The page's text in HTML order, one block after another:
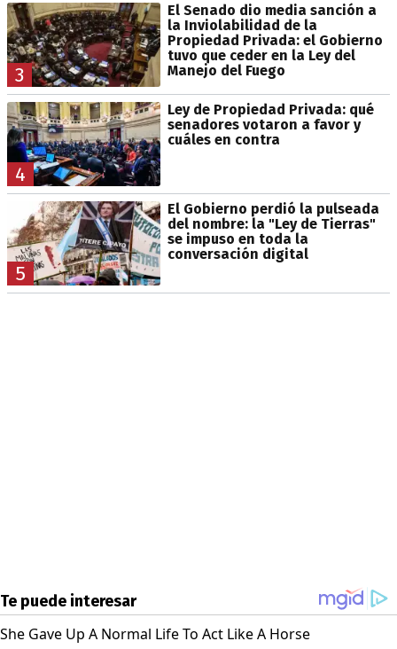
3
El Senado dio media sanción a
la Inviolabilidad de la
Propiedad Privada: el Gobierno
tuvo que ceder en la Ley del
Manejo del Fuego
4
Ley de Propiedad Privada: qué
senadores votaron a favor y
cuáles en contra
5
El Gobierno perdió la pulseada
del nombre: la "Ley de Tierras"
se impuso en toda la
conversación digital